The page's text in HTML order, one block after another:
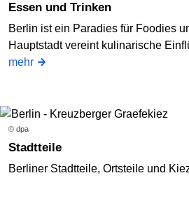
Essen und Trinken
Berlin ist ein Paradies für Foodies
Hauptstadt vereint kulinarische
mehr
© dpa
Stadtteile
Berliner Stadtteile, Ortsteile und